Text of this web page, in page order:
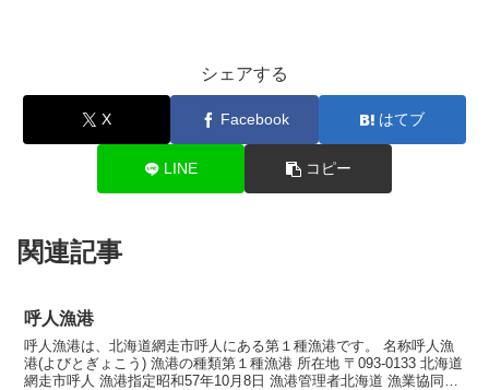
シェアする
X Facebook はてブ
LINE コピー
関連記事
呼人漁港
呼人漁港は、北海道網走市呼人にある第１種漁港です。 名称呼人漁
港(よびとぎょこう) 漁港の種類第１種漁港 所在地 〒093-0133 北海道
網走市呼人 漁港指定昭和57年10月8日 漁港管理者北海道 漁業協同組